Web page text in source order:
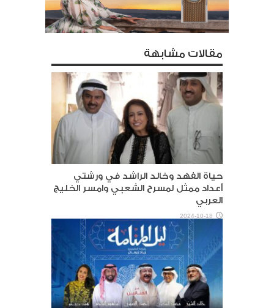
مقالات مشابهة
حياة الفهد وخالد الراشد في ورشتي
أعداد ممثل لمسرح الشعبي وامسر الخليج
العربي
2024-10-18